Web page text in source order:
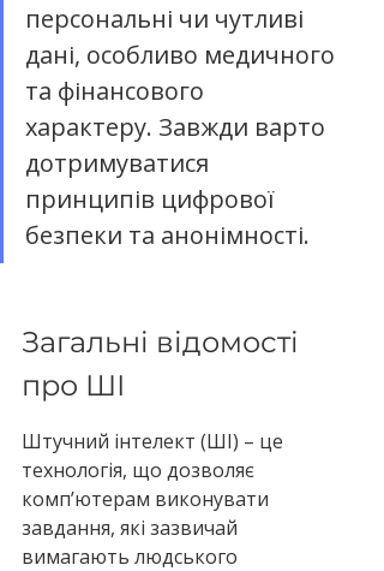
персональні чи чутливі
дані, особливо медичного
та фінансового
характеру. Завжди варто
дотримуватися
принципів цифрової
безпеки та анонімності.
Загальні відомості
про ШІ
Штучний інтелект (ШІ) – це
технологія, що дозволяє
комп’ютерам виконувати
завдання, які зазвичай
вимагають людського